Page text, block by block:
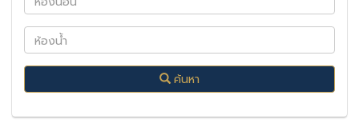
ค้นหา